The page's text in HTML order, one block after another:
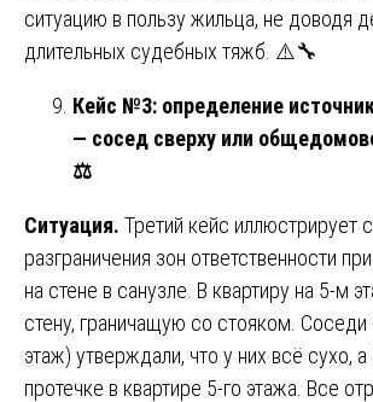
ситуацию в пользу жильца, не доводя
длительных судебных тяжб. ⚠️🔧
Кейс №3: определение
— сосед сверху или
⚖️
Ситуация. Третий кейс иллюстрирует
разграничения зон ответственности
на стене в санузле. В квартиру на 5-м
стену, граничащую со стояком. Соседи
этаж) утверждали, что у них всё сухо,
протечке в квартире 5-го этажа. Все